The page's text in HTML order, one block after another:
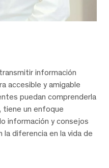
información
accesible y amigable
puedan comprenderla
tiene un enfoque
información y consejos
diferencia en la vida de